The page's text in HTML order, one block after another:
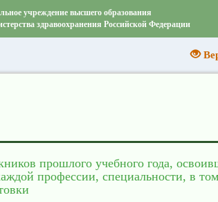
учреждение высшего образования
здравоохранения Российской Федерации
прошлого учебного года,
профессии, специальности, в